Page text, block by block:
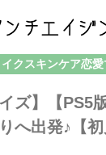
ク スキンケア恋愛
ズ】【PS5
へ出発♪【